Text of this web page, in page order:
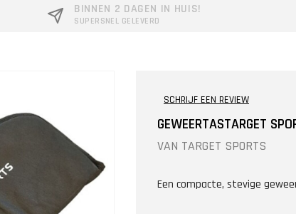
BINNEN 2 DAGEN IN HUIS!
SUPERSNEL GELEVERD
SCHRIJF EEN REVIEW
GEWEERTASTARGET
VAN TARGET SPORTS
Een compacte, stevige